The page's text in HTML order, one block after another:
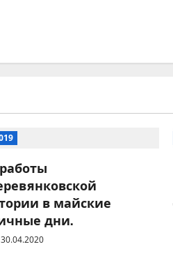
в майские
дни.
30.04.2020